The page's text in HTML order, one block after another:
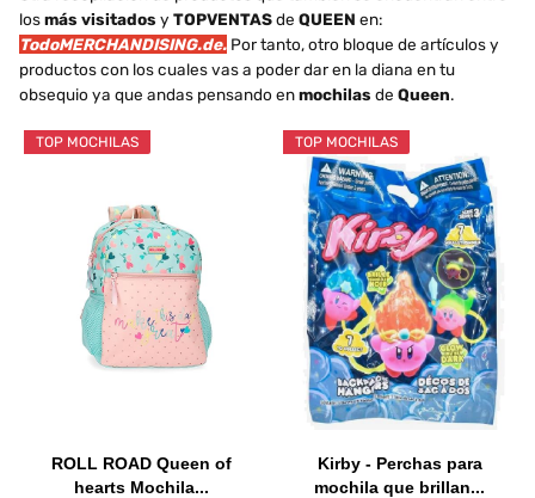
losmás visitados y TOPVENTASde QUEEN en:
TodoMERCHANDISING.de. Por tanto, otro bloque de artículos y
productos con los cuales vas a poder dar en la diana en tu
obsequio ya que andas pensando enmochilas de Queen.
TOP MOCHILAS
ROLL ROAD Queen of
hearts Mochila...
TOP MOCHILAS
Kirby - Perchas para
mochila que brillan...